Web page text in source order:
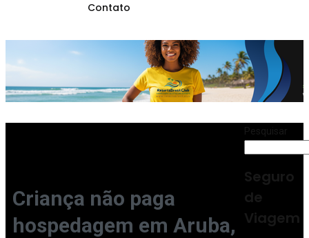
Contato
Criança não paga
hospedagem em Aruba,
Pesquisar
Seguro
de
Viagem